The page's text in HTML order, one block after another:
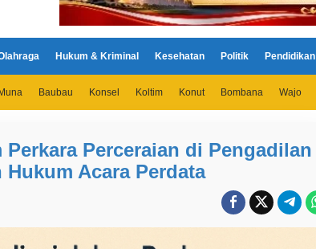
Hukum & Kriminal Kesehatan Politik Pendidikan
Baubau Konsel Koltim Konut Bombana Wajo
Perceraian di Pengadilan
Hukum Acara Perdata